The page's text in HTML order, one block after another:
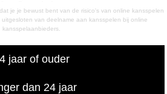
je je bewust bent van de risico's van online kansspelen
van deelname aan kansspelen bij online
kansspelaanbieders.
jaar of ouder
dan 24 jaar
en sokken)
2024-2025